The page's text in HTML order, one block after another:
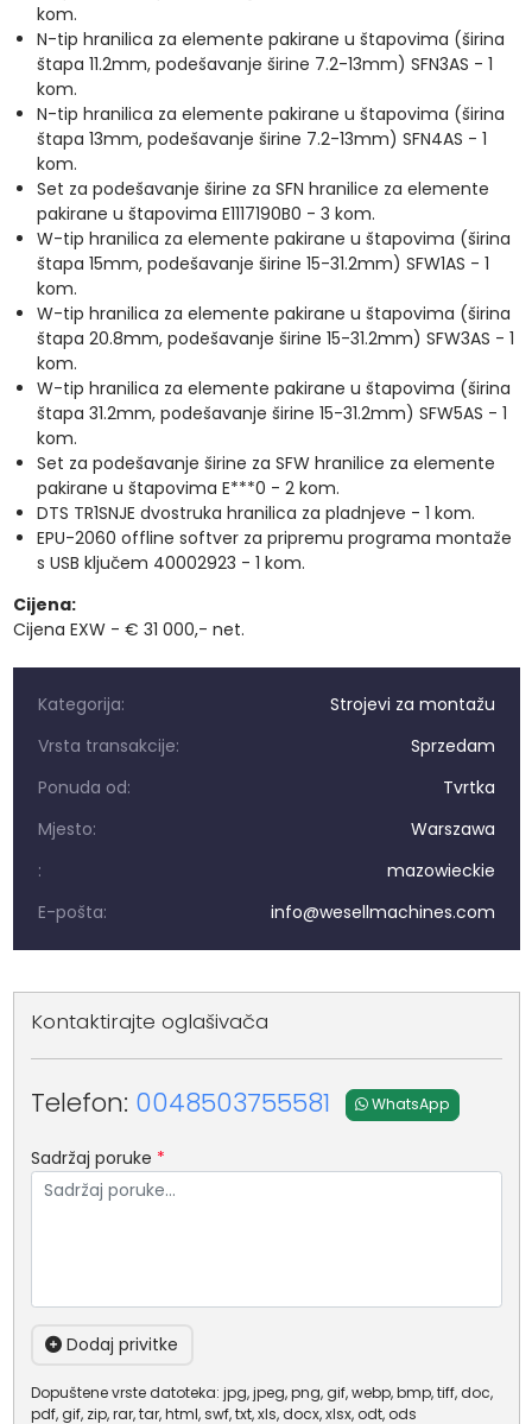
kom.
N-tip hranilica za elemente pakirane u štapovima (širina
štapa 11.2mm, podešavanje širine 7.2-13mm) SFN3AS - 1
kom.
N-tip hranilica za elemente pakirane u štapovima (širina
štapa 13mm, podešavanje širine 7.2-13mm) SFN4AS - 1
kom.
Set za podešavanje širine za SFN hranilice za elemente
pakirane u štapovima E1117190B0 - 3 kom.
W-tip hranilica za elemente pakirane u štapovima (širina
štapa 15mm, podešavanje širine 15-31.2mm) SFW1AS - 1
kom.
W-tip hranilica za elemente pakirane u štapovima (širina
štapa 20.8mm, podešavanje širine 15-31.2mm) SFW3AS - 1
kom.
W-tip hranilica za elemente pakirane u štapovima (širina
štapa 31.2mm, podešavanje širine 15-31.2mm) SFW5AS - 1
kom.
Set za podešavanje širine za SFW hranilice za elemente
pakirane u štapovima E***0 - 2 kom.
DTS TR1SNJE dvostruka hranilica za pladnjeve - 1 kom.
EPU-2060 offline softver za pripremu programa montaže
s USB ključem 40002923 - 1 kom.
Cijena:
Cijena EXW - € 31 000,- net.
Kategorija:
Strojevi za montažu
Vrsta transakcije:
Sprzedam
Ponuda od:
Tvrtka
Mjesto:
Warszawa
:
mazowieckie
E-pošta:
info@wesellmachines.com
Kontaktirajte oglašivača
Telefon: 0048503755581 WhatsApp
Sadržaj poruke *
Dodaj privitke
Dopuštene vrste datoteka: jpg, jpeg, png, gif, webp, bmp, tiff, doc,
pdf, gif, zip, rar, tar, html, swf, txt, xls, docx, xlsx, odt, ods